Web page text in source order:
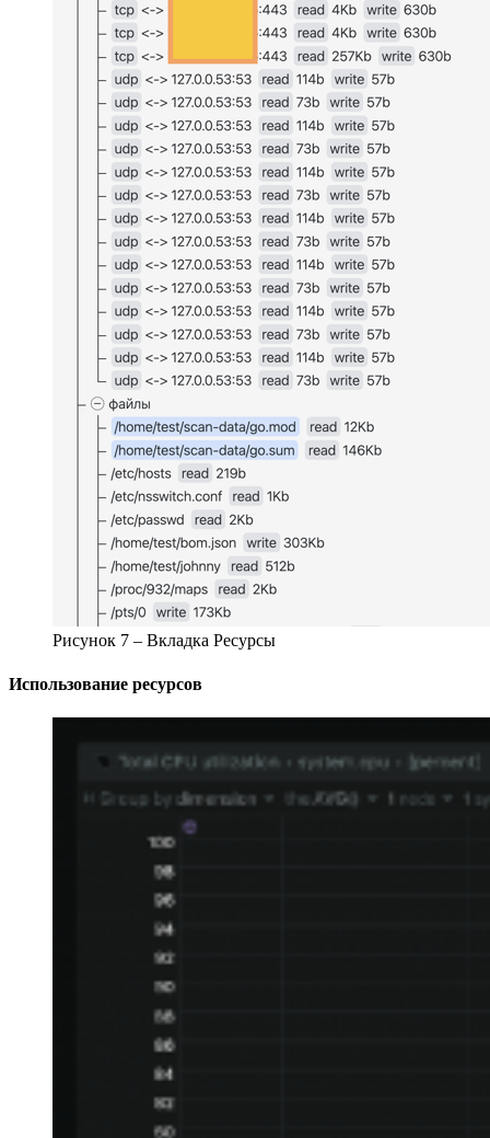
Рисунок 7 – Вкладка Ресурсы
Использование ресурсов